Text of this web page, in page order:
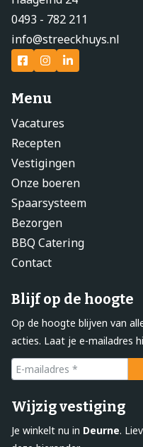
0493 - 782 211
info@streeckhuys.nl
Menu
Vacatures
Recepten
Vestigingen
Onze boeren
Spaarsysteem
Bezorgen
BBQ Catering
Contact
Blijf op de hoogte
Op de hoogte blijven van
acties. Laat je e-mailadres
Wijzig vestiging
Je winkelt nu in Deurne.